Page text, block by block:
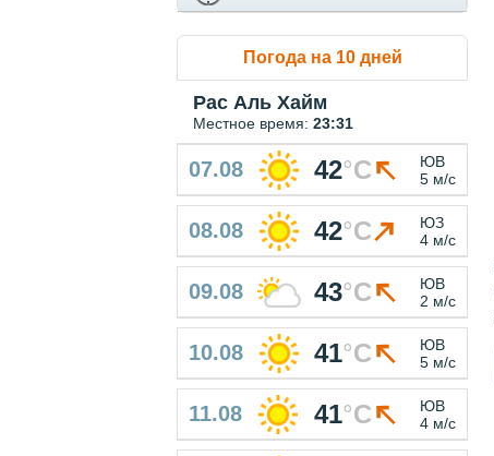
Погода на 10 дней
Рас Аль Хайм
Местное время: 23:31
07.08 42°C
ЮВ
5 м/с
08.08 42°C
ЮЗ
4 м/с
09.08 43°C
ЮВ
2 м/с
10.08 41°C
ЮВ
5 м/с
11.08 41°C
ЮВ
4 м/с